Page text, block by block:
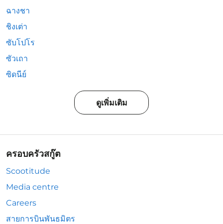
ฉางชา
ชิงเต่า
ซับโปโร
ซัวเถา
ซิดนีย์
ดูเพิ่มเติม
ครอบครัวสกู๊ต
Scootitude
Media centre
Careers
สายการบินพันธมิตร